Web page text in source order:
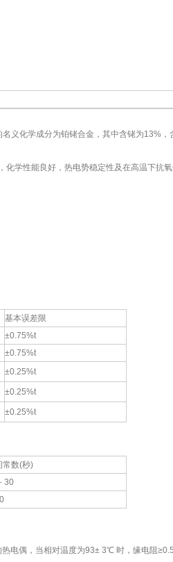
化学成分为铂铑合金，其中含铑为13%，
学性能良好，热电势稳定性及在高温下抗氧
基本误差限
±0.75%t
±0.75%t
±0.25%t
±0.25%t
±0.25%t
常数(秒)
30
电偶，当相对温度为93± 3℃ 时，缘电阻